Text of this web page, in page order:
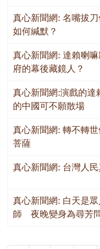
真心新聞網: 名嘴拔
如何緘默？
真心新聞網: 達賴喇
府的幕後藏鏡人？
真心新聞網:演戲的達
的中國可不願散場
真心新聞網: 轉不轉
菩薩
真心新聞網: 台灣人
真心新聞網: 白天是
師 夜晚變身為尋芳